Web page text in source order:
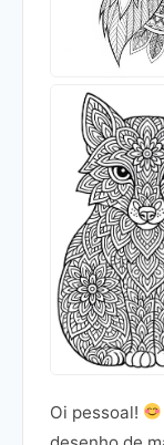
Oi pessoal!